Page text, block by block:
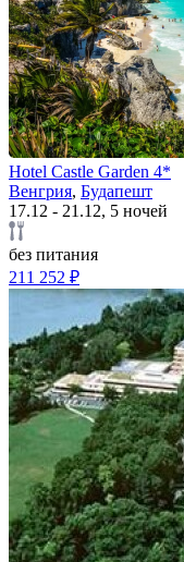
Hotel Castle Garden 4*
Венгрия, Будапешт
17.12 - 21.12, 5 ночей
без питания
211 252 ₽